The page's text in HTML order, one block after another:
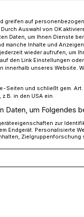
auf der
auf der Höhe,
intakt sind.
oder
ist des
zu Wort.
greifen auf
Auswahl von OK
Daten, um Ihnen Dienste
manche Inhalte und
wieder aufrufen, um
den Link Einstellungen
innerhalb unseres Website.
Seiten und schließt gem. Art.
in den USA ein.
Daten, um Folgendes
zur
Endgerät. Personalisierte
Zielgruppenforschung